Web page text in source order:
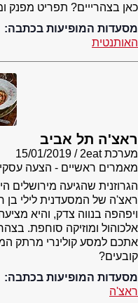
כאן בצהרייים? תפריט מפנק
מסעדות המופיעות בכתבה:
האותנטית
ראצ'ה תל אביב
מערכת 2eat
15/01/2019
מאמרים ראשיים - הצעה
הגרוזנית שהגיעה מירושלים
ראצ'ה של המסעדנית לילי בן
ויפהפה בנווה צדק, והיא
אלכוהול ומוזיקה סוחפת.
אתכם למסע קולינרי מרתק
קובעים?
מסעדות המופיעות בכתבה:
ראצ'ה